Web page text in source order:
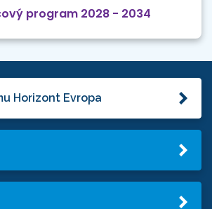
program 2028 - 2034
Horizont Evropa